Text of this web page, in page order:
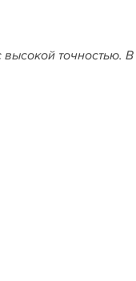
точностью. В